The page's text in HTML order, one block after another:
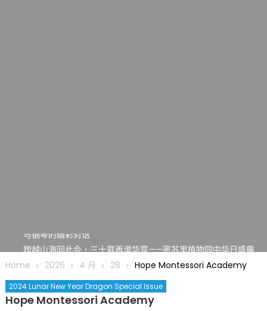
跨越山海同此会，三十载再谱华章——密苏里植物园中华日盛典
圆满举行
圣路易龙舟俱乐部5月16日龙舟体验日 邀请各界亲身体验划行乐
趣 + 水上竞速魅力
三十二载跨越时空的相逢
Home 2026 4 月 28 Hope Montessori Academy
2024 Lunar New Year Dragon Special Issue
Hope Montessori Academy